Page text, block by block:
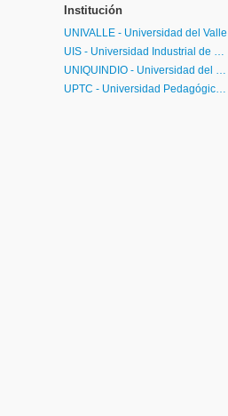
Institución
UNIVALLE - Universidad del Valle
UIS - Universidad Industrial de Santander
UNIQUINDIO - Universidad del Quindío
UPTC - Universidad Pedagógica y Tecnológica de Colombia